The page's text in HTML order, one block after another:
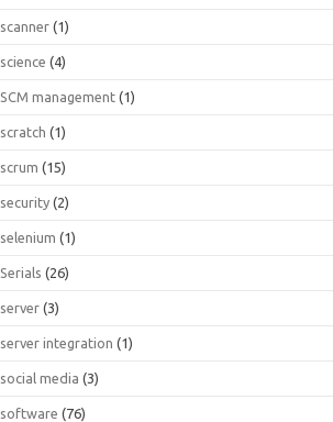
scanner (1)
science (4)
SCM management (1)
scratch (1)
scrum (15)
security (2)
selenium (1)
Serials (26)
server (3)
server integration (1)
social media (3)
software (76)